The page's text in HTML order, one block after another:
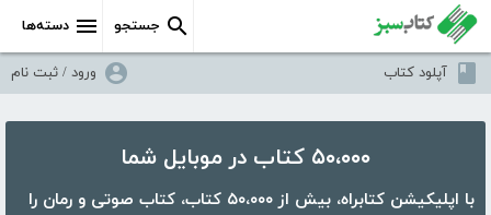
دسته‌ها جستجو
آپلود کتاب ورود / ثبت نام
۵۰،۰۰۰ کتاب در موبایل شما
با اپلیکیشن کتابراه، بیش از ۵۰،۰۰۰ کتاب، کتاب صوتی و رمان را